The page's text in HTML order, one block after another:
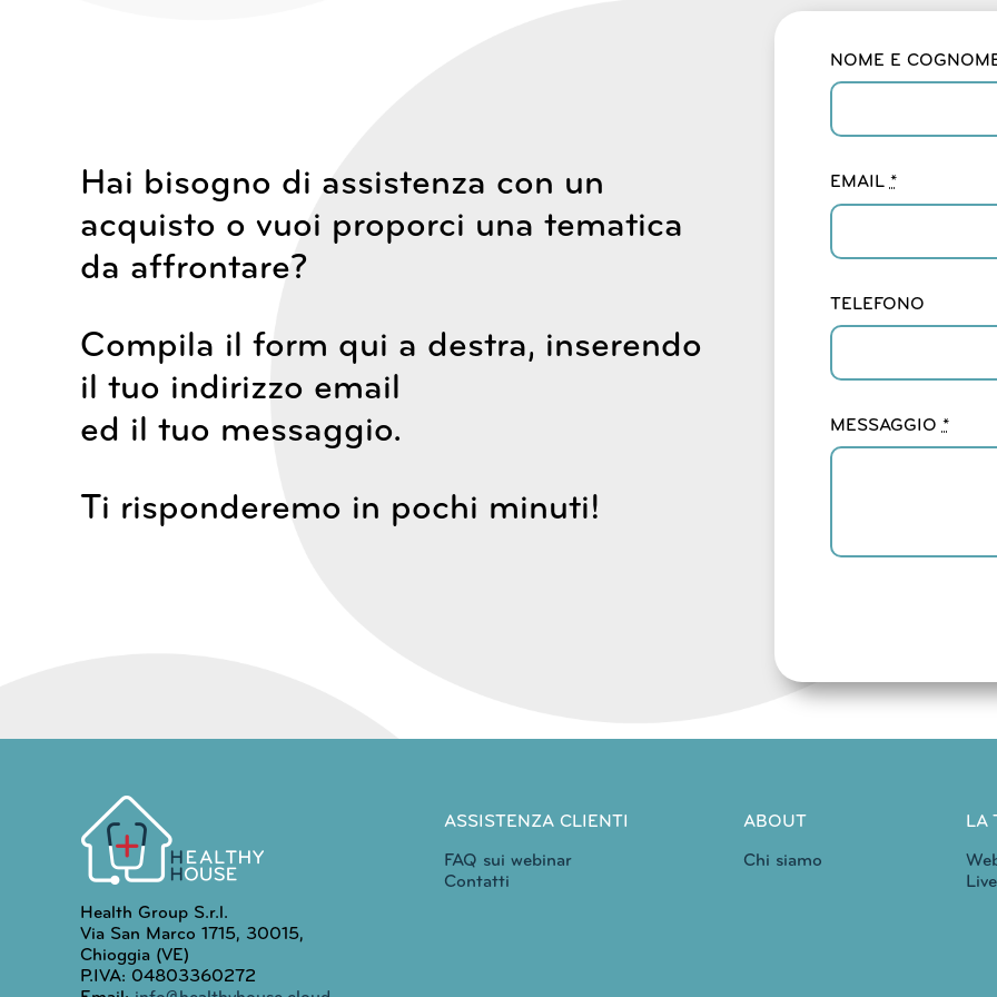
Hai bisogno di assistenza con un
acquisto o vuoi proporci una tematica
da affrontare?
Compila il form qui a destra, inserendo
il tuo indirizzo email
ed il tuo messaggio.
Ti risponderemo in pochi minuti!
NOME E
EMAIL *
TELEFONO
MESSAGGIO *
Health Group S.r.l.
Via San Marco 1715, 30015,
Chioggia (VE)
P.IVA: 04803360272
ASSISTENZA CLIENTI
FAQ sui webinar
Contatti
ABOUT
Chi siamo
LA